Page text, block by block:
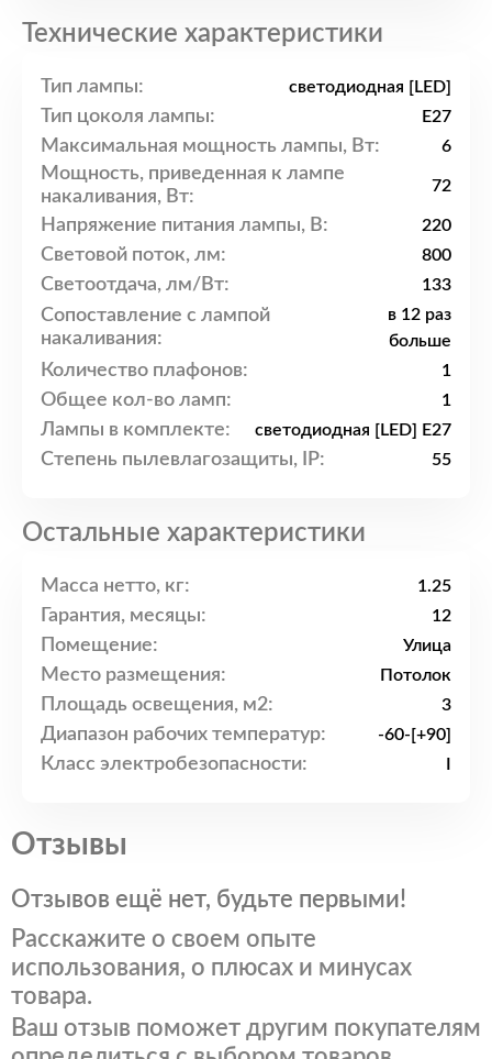
Технические характеристики
Тип лампы: светодиодная [LED]
Тип цоколя лампы: E27
Максимальная мощность лампы, Вт: 6
Мощность, приведенная к лампе
накаливания, Вт:
72
Напряжение питания лампы, В: 220
Световой поток, лм: 800
Светоотдача, лм/Вт: 133
Сопоставление с лампой
накаливания:
в 12 раз
больше
Количество плафонов: 1
Общее кол-во ламп: 1
Лампы в комплекте: светодиодная [LED] E27
Степень пылевлагозащиты, IP: 55
Остальные характеристики
Масса нетто, кг: 1.25
Гарантия, месяцы: 12
Помещение: Улица
Место размещения: Потолок
Площадь освещения, м2: 3
Диапазон рабочих температур: -60-[+90]
Класс электробезопасности:
Отзывы
Отзывов ещё нет, будьте первыми!
Расскажите о своем опыте
использования, о плюсах и минусах
товара.
Ваш отзыв поможет другим покупателям